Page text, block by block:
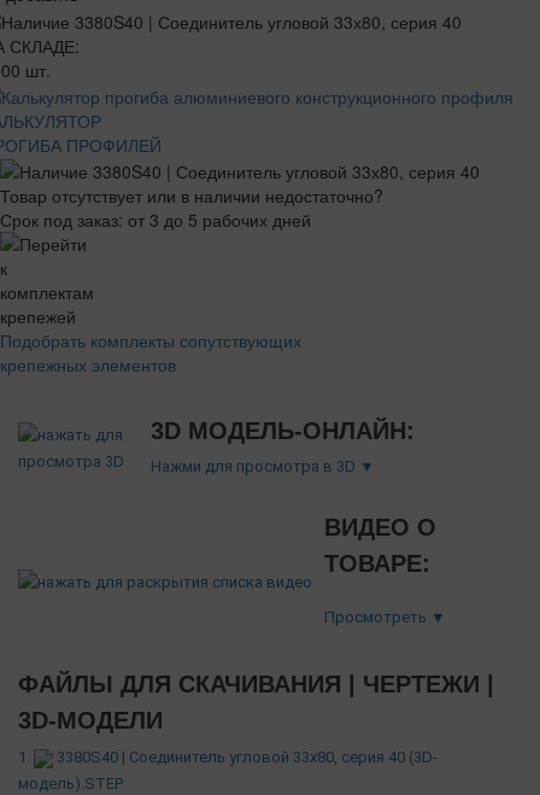
СКЛАДЕ:
шт.
ПРОФИЛЕЙ
Товар отсутствует или в наличии недостаточно?
Срок под заказ: от 3 до 5 рабочих дней
Подобрать комплекты сопутствующих
крепежных элементов
3D МОДЕЛЬ-ОНЛАЙН:
Нажми для просмотра в 3D ▼
ВИДЕО О
ТОВАРЕ:
Просмотреть ▼
ФАЙЛЫ ДЛЯ СКАЧИВАНИЯ | ЧЕРТЕЖИ |
3D-МОДЕЛИ
1.
3380S40 | Соединитель угловой 33х80, серия 40 (3D-
модель).STEP